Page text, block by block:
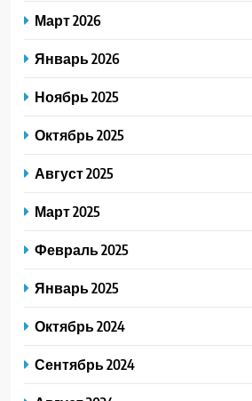
Март 2026
Январь 2026
Ноябрь 2025
Октябрь 2025
Август 2025
Март 2025
Февраль 2025
Январь 2025
Октябрь 2024
Сентябрь 2024